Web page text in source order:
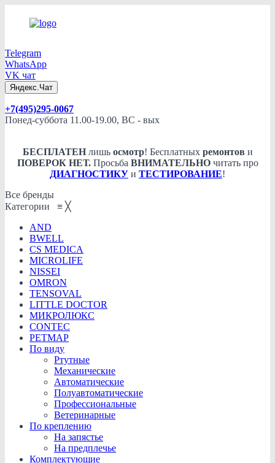
Telegram
WhatsApp
VK чат
Яндекс.Чат
+7(495)295-0067
Понед-суббота 11.00-19.00, ВС - вых
БЕСПЛАТЕНлишь осмотр! Бесплатных ремонтов и
ПОВЕРОК НЕТ. Просьба ВНИМАТЕЛЬНО читать про
ДИАГНОСТИКУ и ТЕСТИРОВАНИЕ!
Все бренды
Категории ≡ ╳
AND
BWELL
CS MEDICA
MICROLIFE
NISSEI
OMRON
TENSOVAL
LITTLE DOCTOR
МИКРОЛЮКС
CONTEC
PETMAP
По виду
Ртутные
Механические
Автоматические
Полуавтоматические
Профессиональные
Ветеринарные
По креплению
На запястье
На предплечье
Комплектующие